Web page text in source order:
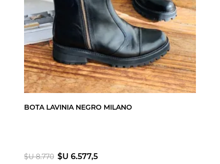
BOTA LAVINIA NEGRO MILANO
$U 8.770 $U 6.577,5